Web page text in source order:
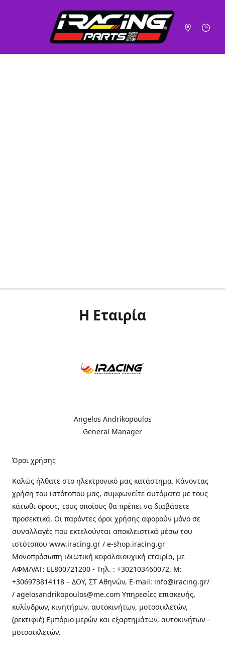
Η Εταιρία
Angelos Andrikopoulos
General Manager
Όροι χρήσης
Καλώς ήλθατε στo ηλεκτρονικό μας κατάστημα. Κάνοντας
χρήση του ιστότοπου μας, συμφωνείτε αυτόματα με τους
κάτωθι όρους, τους οποίους θα πρέπει να διαβάσετε
προσεκτικά. Οι παρόντες όροι χρήσης αφορούν μόνο σε
συναλλαγές που εκτελούνται αποκλειστικά μέσω του
ιστότοπου www.iracing.gr / e-shop.iracing.gr
Μονοπρόσωπη ιδιωτική κεφαλαιουχική εταιρία, με
ΑΦΜ/VAT: EL800721200 - Τηλ. : +302103460072, M:
+306973814118 – ΔΟΥ, ΣΤ Αθηνών, E-mail: info@iracing.gr/
/ agelosandrikopoulos@me.com Υπηρεσίες επισκευής,
κυλίνδρων, κινητήρων, αυτοκινήτων, μοτοσικλετών,
(ρεκτιφιέ) Εμπόριο μερών και εξαρτημάτων, αυτοκινήτων –
μοτοσικλετών.